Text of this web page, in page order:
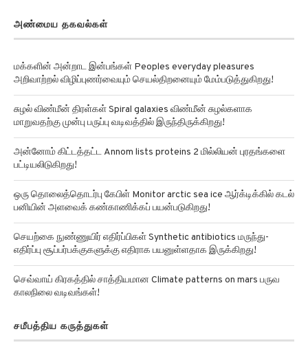
அண்மைய தகவல்கள்
மக்களின் அன்றாட இன்பங்கள் Peoples everyday pleasures
அறிவாற்றல் விழிப்புணர்வையும் செயல்திறனையும் மேம்படுத்துகிறது!
சுழல் விண்மீன் திரள்கள் Spiral galaxies விண்மீன் சுழல்களாக
மாறுவதற்கு முன்பு பருப்பு வடிவத்தில் இருந்திருக்கிறது!
அன்னோம் கிட்டத்தட்ட Annom lists proteins 2 மில்லியன் புரதங்களை
பட்டியலிடுகிறது!
ஒரு தொலைத்தொடர்பு கேபிள் Monitor arctic sea ice ஆர்க்டிக்கில் கடல்
பனியின் அளவைக் கண்காணிக்கப் பயன்படுகிறது!
செயற்கை நுண்ணுயிர் எதிர்ப்பிகள் Synthetic antibiotics மருந்து-
எதிர்ப்பு சூப்பர்பக்குகளுக்கு எதிராக பயனுள்ளதாக இருக்கிறது!
செவ்வாய் கிரகத்தில் சாத்தியமான Climate patterns on mars பருவ
காலநிலை வடிவங்கள்!
சமீபத்திய கருத்துகள்